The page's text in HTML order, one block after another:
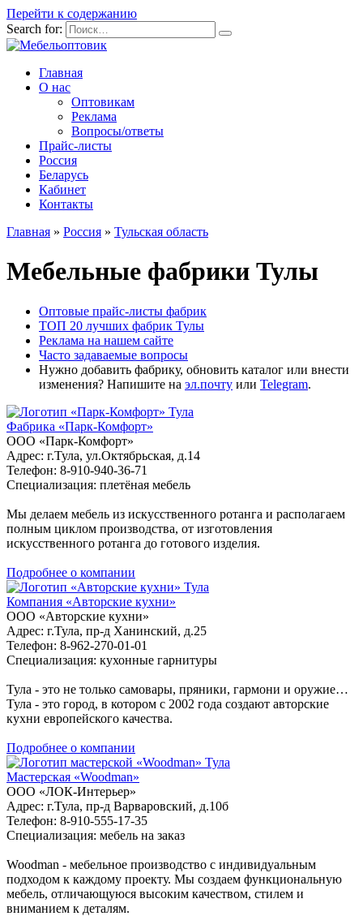
Перейти к содержанию
Search for:
Главная
О нас
Оптовикам
Реклама
Вопросы/ответы
Прайс-листы
Россия
Беларусь
Кабинет
Контакты
Главная » Россия » Тульская область
Мебельные фабрики Тулы
Оптовые прайс-листы фабрик
ТОП 20 лучших фабрик Тулы
Реклама на нашем сайте
Часто задаваемые вопросы
Нужно добавить фабрику, обновить каталог или внести
изменения? Напишите на эл.почту или Telegram.
Тула
Фабрика «Парк-Комфорт»
ООО «Парк-Комфорт»
Адрес: г.Тула, ул.Октябрьская, д.14
Телефон: 8-910-940-36-71
Специализация: плетёная мебель
Мы делаем мебель из искусственного ротанга и располагаем
полным циклом производства, от изготовления
искусственного ротанга до готового изделия.
Подробнее о компании
Тула
Компания «Авторские кухни»
ООО «Авторские кухни»
Адрес: г.Тула, пр-д Ханинский, д.25
Телефон: 8-962-270-01-01
Специализация: кухонные гарнитуры
Тула - это не только самовары, пряники, гармони и оружие…
Тула - это город, в котором с 2002 года создают авторские
кухни европейского качества.
Подробнее о компании
Тула
Мастерская «Woodman»
ООО «ЛОК-Интерьер»
Адрес: г.Тула, пр-д Варваровский, д.10б
Телефон: 8-910-555-17-35
Специализация: мебель на заказ
Woodman - мебельное производство с индивидуальным
подходом к каждому проекту. Мы создаем функциональную
мебель, отличающуюся высоким качеством, стилем и
вниманием к деталям.